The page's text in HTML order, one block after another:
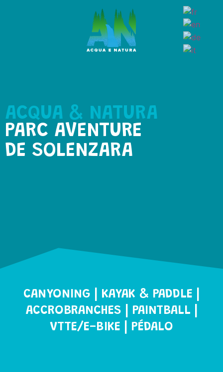
ACQUA & NATURA
PARC AVENTURE
DE SOLENZARA
CANYONING | KAYAK & PADDLE |
ACCROBRANCHES | PAINTBALL |
VTTE/E-BIKE | PÉDALO